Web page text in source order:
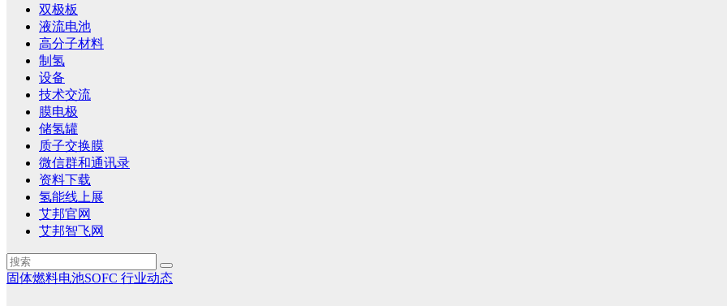
双极板
液流电池
高分子材料
制氢
设备
技术交流
膜电极
储氢罐
质子交换膜
微信群和通讯录
资料下载
氢能线上展
艾邦官网
艾邦智飞网
固体燃料电池SOFC 行业动态